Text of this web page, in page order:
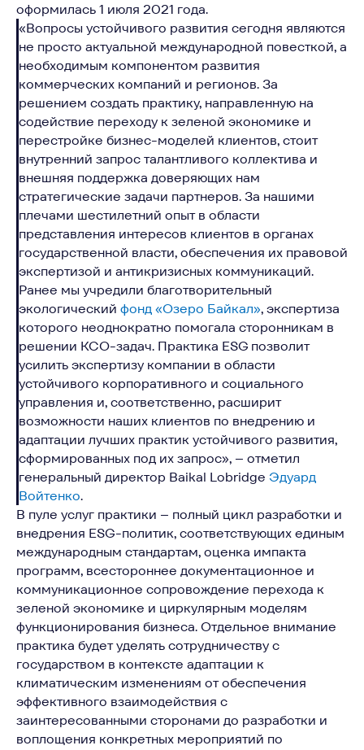
оформилась 1 июля 2021 года.
«Вопросы устойчивого развития сегодня являются
не просто актуальной международной повесткой, а
необходимым компонентом развития
коммерческих компаний и регионов. За
решением создать практику, направленную на
содействие переходу к зеленой экономике и
перестройке бизнес-моделей клиентов, стоит
внутренний запрос талантливого коллектива и
внешняя поддержка доверяющих нам
стратегические задачи партнеров. За нашими
плечами шестилетний опыт в области
представления интересов клиентов в органах
государственной власти, обеспечения их правовой
экспертизой и антикризисных коммуникаций.
Ранее мы учредили благотворительный
экологический фонд «Озеро Байкал», экспертиза
которого неоднократно помогала сторонникам в
решении КСО-задач. Практика ESG позволит
усилить экспертизу компании в области
устойчивого корпоративного и социального
управления и, соответственно, расширит
возможности наших клиентов по внедрению и
адаптации лучших практик устойчивого развития,
сформированных под их запрос», – отметил
генеральный директор Baikal Lobridge Эдуард
Войтенко.
В пуле услуг практики – полный цикл разработки и
внедрения ESG-политик, соответствующих единым
международным стандартам, оценка импакта
программ, всестороннее документационное и
коммуникационное сопровождение перехода к
зеленой экономике и циркулярным моделям
функционирования бизнеса. Отдельное внимание
практика будет уделять сотрудничеству с
государством в контексте адаптации к
климатическим изменениям от обеспечения
эффективного взаимодействия с
заинтересованными сторонами до разработки и
воплощения конкретных мероприятий по
Оставьте заявку, и наши специалисты свяжутся
с вами для уточнения деталей запроса.
Связаться с Baikal
Lobridge®
ИМЯ*